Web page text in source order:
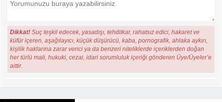
Dikkat! Suç teşkil edecek, yasadışı, tehditkar, rahatsız edici, hakaret ve
küfür içeren, aşağılayıcı, küçük düşürücü, kaba, pornografik, ahlaka aykırı,
kişilik haklarına zarar verici ya da benzeri niteliklerde içeriklerden doğan
her türlü mali, hukuki, cezai, idari sorumluluk içeriği gönderen Üye/Üyeler’e
aittir.